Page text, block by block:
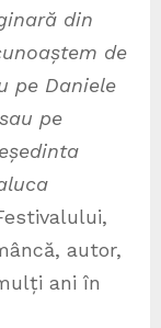
din
de
pe Daniele
pe
autor,
ani în